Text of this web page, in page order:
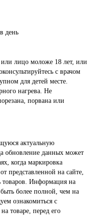
день
лицо моложе 18 лет, или
с врачом
для детей месте.
нагрева. Не
порвана или
актуальную
обновление данных может
когда маркировка
представленной на сайте,
товаров. Информация на
более полной, чем на
ознакомиться с
товаре, перед его